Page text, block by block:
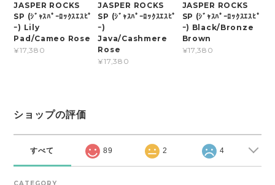
JASPER ROCKS
SP (ｼﾞｬｽﾊﾟｰﾛｯｸｽｴｽﾋﾟ
ｰ) Lily
Pad/Cameo Rose
¥17,380
JASPER ROCKS
SP (ｼﾞｬｽﾊﾟｰﾛｯｸｽｴｽﾋﾟ
ｰ)
Java/Cashmere
Rose
¥17,380
JASPER ROCKS
SP (ｼﾞｬｽﾊﾟｰﾛｯｸｽｴｽﾋﾟ
ｰ) Black/Bronze
Brown
¥17,380
ショップの評価
すべて 89 2 4